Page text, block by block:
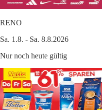
RENO
Sa. 1.8. - Sa. 8.8.2026
Nur noch heute gültig